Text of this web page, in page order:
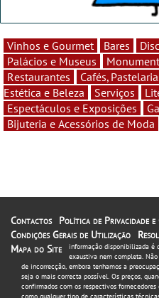
Vinhos e Gourmet Bares
Palácios e Museus
Restaurantes
Cafés,
Estética e Beleza
Serviços
Espectáculos e Exposições
Bijuteria e Acessórios de Moda
Contactos
Política de Privacidade e
Condições Gerais de Utilização
Mapa do Site
informação disponibilizada é
exaustiva nem completa.
de incorrecção, embora tenhamos a
seja o mais correcta possível. Os preços,
confirmados com os respectivos